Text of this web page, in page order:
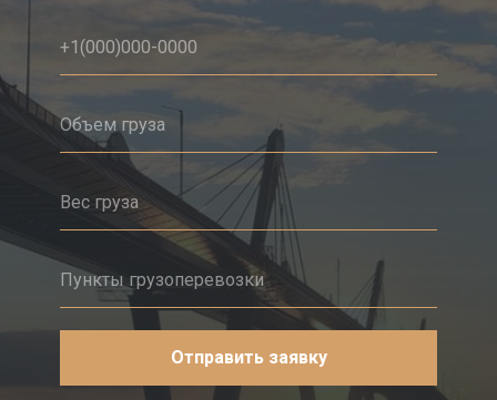
Отправить заявку